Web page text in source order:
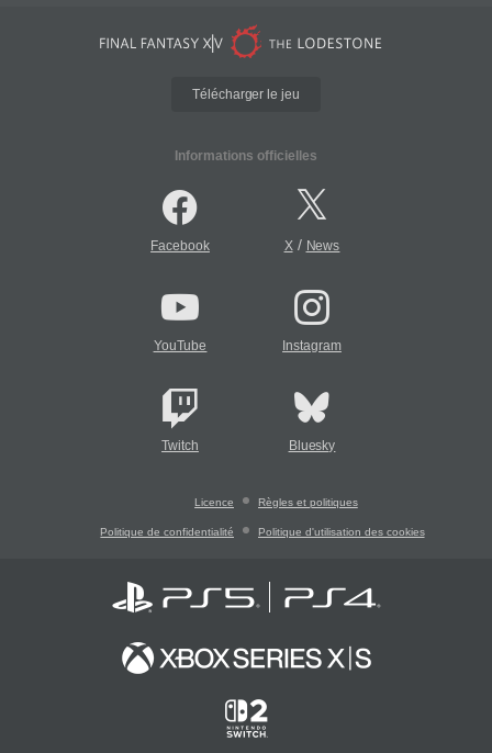
Télécharger le jeu
Informations officielles
Facebook X/ News
YouTube Instagram
Twitch Bluesky
Licence Règles et politiques
Politique de confidentialité Politique d'utilisation des cookies